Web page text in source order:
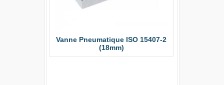
Vanne Pneumatique ISO 15407-2
(18mm)